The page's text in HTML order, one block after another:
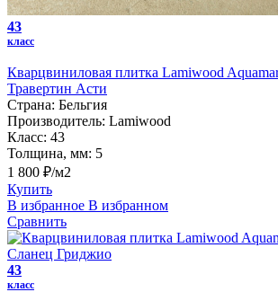
43
класс
Кварцвиниловая плитка Lamiwood
Травертин Асти
Страна: Бельгия
Производитель: Lamiwood
Класс: 43
Толщина, мм: 5
1 800 ₽/м2
Купить
В избранное В избранном
Сравнить
43
класс